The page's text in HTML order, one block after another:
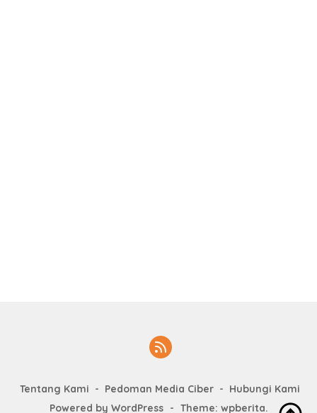
Tentang Kami Pedoman Media Ciber
Hubungi Kami
Powered by WordPress - Theme: wpberita.